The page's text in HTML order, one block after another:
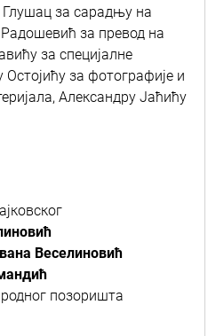
за сарадњу на
за превод на
за специјалне
Остојићу за фотографије и
Александру Јаћићу
Веселиновић
позоришта